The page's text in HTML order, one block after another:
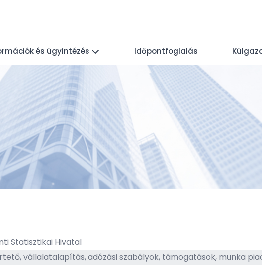
és ügyintézés Időpontfoglalás
Statisztikai Hivatal
vállalatalapítás, adózási szabályok, támogatások, munka